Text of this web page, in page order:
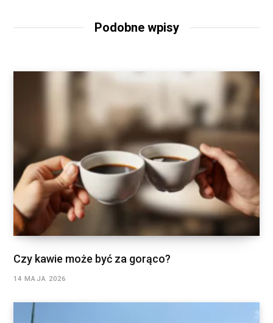
Podobne wpisy
Czy kawie może być za gorąco?
14 MAJA 2026